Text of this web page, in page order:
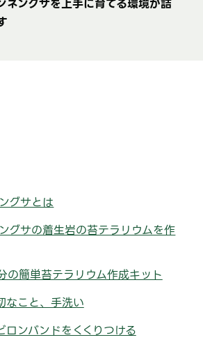
ネングサを上手に育てる環境が詰
グサとは
グサの着生岩の苔テラリウムを作
の簡単苔テラリウム作成キット
なこと、手洗い
ロンバンドをくくりつける